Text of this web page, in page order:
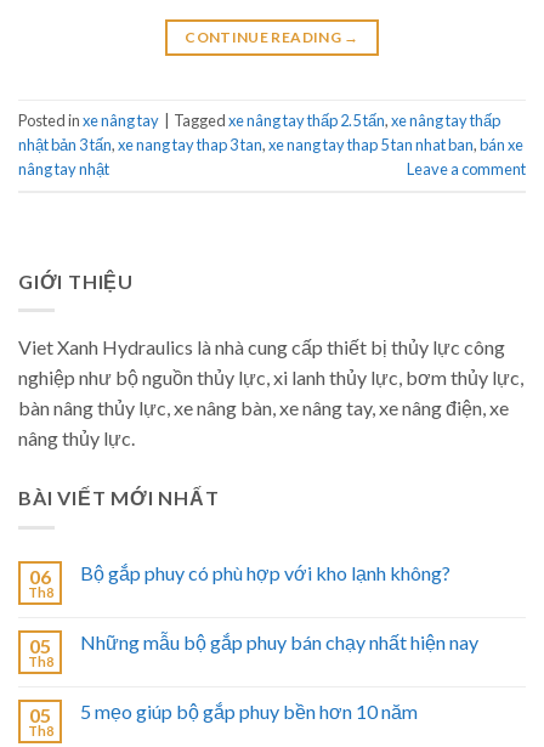
CONTINUE READING →
Posted inxe nâng tay Taggedxe nâng tay thấp 2.5 tấn,xe nâng tay thấp
nhật bản 3 tấn,xe nang tay thap 3 tan,xe nang tay thap 5 tan nhat ban,bán xe
nâng tay nhật
Leave a comment
GIỚI THIỆU
Viet Xanh Hydraulics là nhà cung cấp thiết bị thủy lực công
nghiệp như bộ nguồn thủy lực, xi lanh thủy lực, bơm thủy lực,
bàn nâng thủy lực, xe nâng bàn, xe nâng tay, xe nâng điện, xe
nâng thủy lực.
BÀI VIẾT MỚI NHẤT
06
Th8
Bộ gắp phuy có phù hợp với kho lạnh không?
05
Th8
Những mẫu bộ gắp phuy bán chạy nhất hiện nay
05
Th8
5 mẹo giúp bộ gắp phuy bền hơn 10 năm